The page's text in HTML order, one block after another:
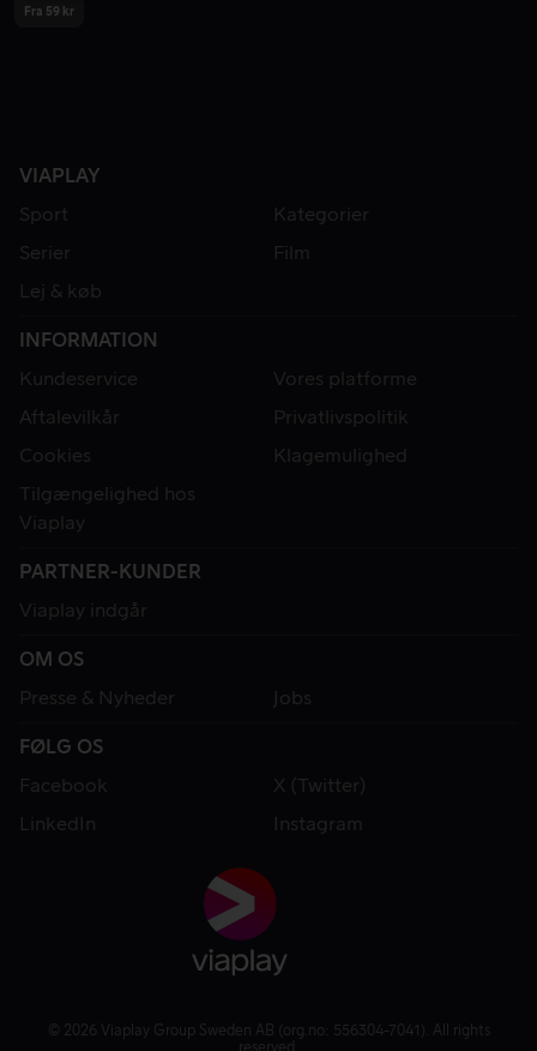
Fra 59 kr
VIAPLAY
Sport
Kategorier
Serier
Film
Lej & køb
INFORMATION
Kundeservice
Vores platforme
Aftalevilkår
Privatlivspolitik
Cookies
Klagemulighed
Tilgængelighed hos
Viaplay
PARTNER-KUNDER
Viaplay indgår
OM OS
Presse & Nyheder
Jobs
FØLG OS
Facebook
X (Twitter)
LinkedIn
Instagram
© 2026 Viaplay Group Sweden AB (org.no: 556304-7041). All rights
reserved.